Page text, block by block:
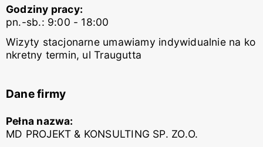
Godziny pracy:
pn.-sb.: 9:00 - 18:00
Wizyty stacjonarne umawiamy indywidualnie na ko
nkretny termin, ul Traugutta
Dane firmy
Pełna nazwa:
MD PROJEKT & KONSULTING SP. ZO.O.